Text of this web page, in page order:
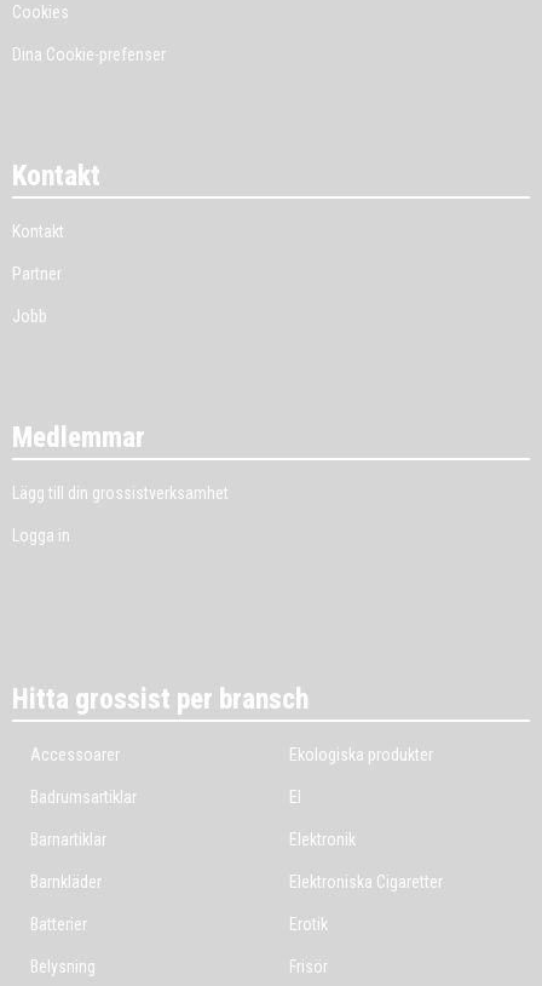
Cookies
Dina Cookie-prefenser
Kontakt
Kontakt
Partner
Jobb
Medlemmar
Lägg till din grossistverksamhet
Logga in
Hitta grossist per bransch
Accessoarer
Badrumsartiklar
Barnartiklar
Barnkläder
Batterier
Belysning
Ekologiska produkter
El
Elektronik
Elektroniska Cigaretter
Erotik
Frisör